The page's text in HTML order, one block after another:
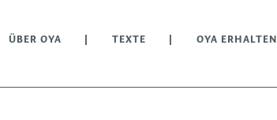
ÜBER OYA TEXTE OYA ERHALTEN